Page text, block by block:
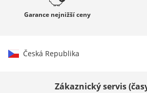
Garance nejnižší ceny
Česká Republika
Zákaznický servis